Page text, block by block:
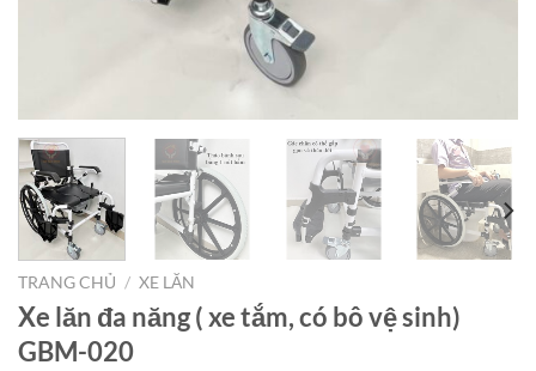
TRANG CHỦ / XE LĂN
Xe lăn đa năng ( xe tắm, có bô vệ sinh)
GBM-020